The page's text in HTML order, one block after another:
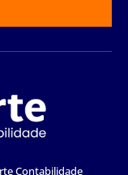
Contabilidade